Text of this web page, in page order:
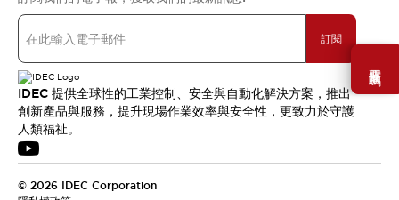
需要幫助嗎？
訂閱
IDEC 提供全球性的工業控制、安全與自動化解決方案，推出
創新產品與服務，提升現場作業效率與安全性，更致力於守護
人類福祉。
© 2026 IDEC Corporation